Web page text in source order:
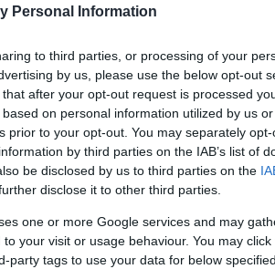
Personal Information
to third parties, or processing of your
by us, please use the below opt-out
after your opt-out request is processed
on personal information utilized by us
prior to your opt-out. You may separately
by third parties on the IAB’s list of
be disclosed by us to third parties on the
disclose it to other third parties.
one or more Google services and may
your visit or usage behaviour. You may
party tags to use your data for below
szakmunkás minimálbér), így azt fel
pályakezdő pedagógusok
rendelkező, a 2 év gyakornoki
I. fokozat) alapbérével lett egyenlő a
219 240 forint. (Figyelem,
emelésével nyilván megnő, így
buknak a vetítési alap